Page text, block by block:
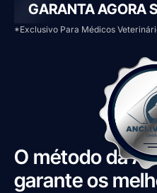
GARANTA AGORA
*Exclusivo Para Médicos
O método da
garante os